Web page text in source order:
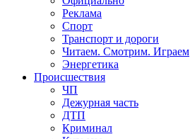
Реклама
Спорт
Транспорт и дороги
Читаем. Смотрим. Играем
Энергетика
Происшествия
ЧП
Дежурная часть
ДТП
Криминал